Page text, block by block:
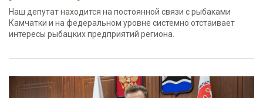
Наш депутат находится на постоянной связи с рыбаками
Камчатки и на федеральном уровне системно отстаивает
интересы рыбацких предприятий региона.